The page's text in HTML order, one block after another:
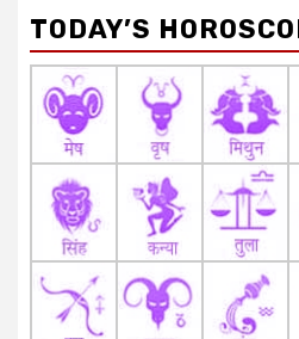
TODAY’S